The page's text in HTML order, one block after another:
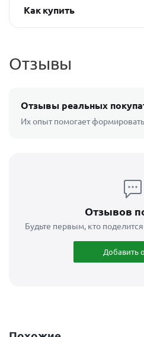
Как купить
Отзывы
Отзывы реальных
Их опыт помогает
Отзывов
Будьте первым, кто
Добавить